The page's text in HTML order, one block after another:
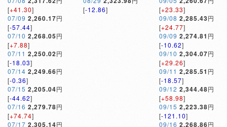
[+41.30]
07/09 2,260.17円
[-57.44]
07/10 2,268.05円
[+7.88]
07/11 2,250.02円
[-18.03]
07/14 2,249.66円
[-0.36]
07/15 2,205.04円
[-44.62]
07/16 2,279.78円
[+74.74]
07/17 2,305.14円
[-12.86]
[+23.33]
09/08 2,285.43円
[+24.77]
09/09 2,274.81 円
[-10.62]
09/10 2,304.07円
[+29.26]
09/11 2,285.51 円
[-18.57]
09/12 2,344.48円
[+58.98]
09/15 2,223.38円
[-121.10]
09/16 2,268.86円